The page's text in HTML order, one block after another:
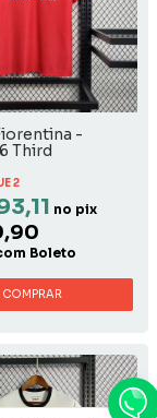
-
Third
2
no pix
Boleto
COMPRAR